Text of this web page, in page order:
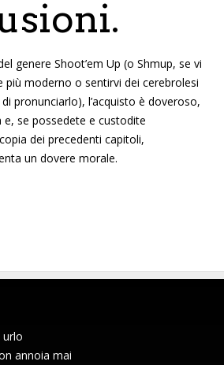
genere Shoot’em Up (o Shmup, se vi
più moderno o sentirvi dei cerebrolesi
pronunciarlo), l’acquisto è doveroso,
se possedete e custodite
dei precedenti capitoli,
un dovere morale.
urlo
annoia mai